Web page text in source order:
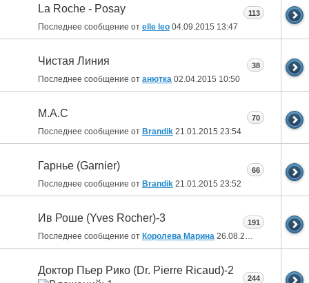
La Roche - Posay
Последнее сообщение от elle leo 04.09.2015 13:47
113
Чистая Линия
Последнее сообщение от анютка 02.04.2015 10:50
38
M.A.C
Последнее сообщение от Brandik 21.01.2015 23:54
70
Гарнье (Gаrnier)
Последнее сообщение от Brandik 21.01.2015 23:52
66
Ив Роше (Yves Rocher)-3
Последнее сообщение от Королева Марина 26.08.2014
191
Доктор Пьер Рико (Dr. Pierre Ricaud)-2
244